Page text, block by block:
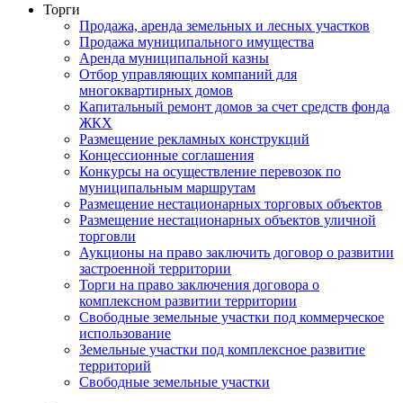
Торги
Продажа, аренда земельных и лесных участков
Продажа муниципального имущества
Аренда муниципальной казны
Отбор управляющих компаний для
многоквартирных домов
Капитальный ремонт домов за счет средств фонда
ЖКХ
Размещение рекламных конструкций
Концессионные соглашения
Конкурсы на осуществление перевозок по
муниципальным маршрутам
Размещение нестационарных торговых объектов
Размещение нестационарных объектов уличной
торговли
Аукционы на право заключить договор о развитии
застроенной территории
Торги на право заключения договора о
комплексном развитии территории
Свободные земельные участки под коммерческое
использование
Земельные участки под комплексное развитие
территорий
Свободные земельные участки